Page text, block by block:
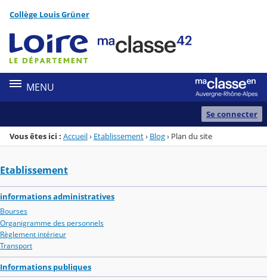
Menu de la rubrique
Contenu
Collège Louis Grüner
MENU
Se connecter
Vous êtes ici : Accueil› Etablissement› Blog› Plan du site
Etablissement
informations administratives
Bourses
Organigramme des personnels
Règlement intérieur
Transport
Informations publiques